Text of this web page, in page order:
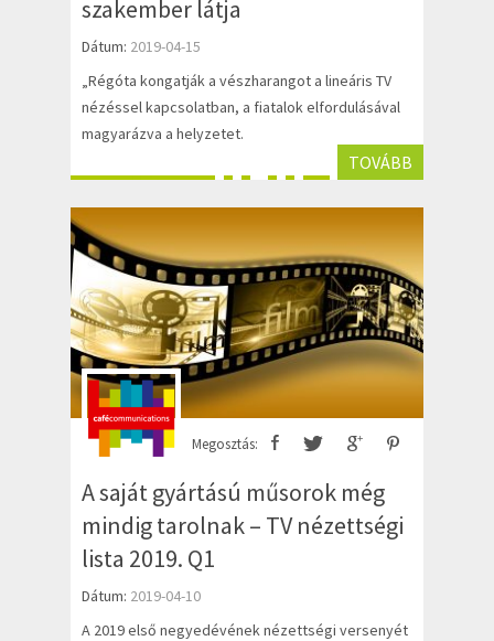
szakember látja
Dátum: 2019-04-15
„Régóta kongatják a vészharangot a lineáris TV
nézéssel kapcsolatban, a fiatalok elfordulásával
magyarázva a helyzetet.
TOVÁBB
Megosztás:
A saját gyártású műsorok még
mindig tarolnak – TV nézettségi
lista 2019. Q1
Dátum: 2019-04-10
A 2019 első negyedévének nézettségi versenyét